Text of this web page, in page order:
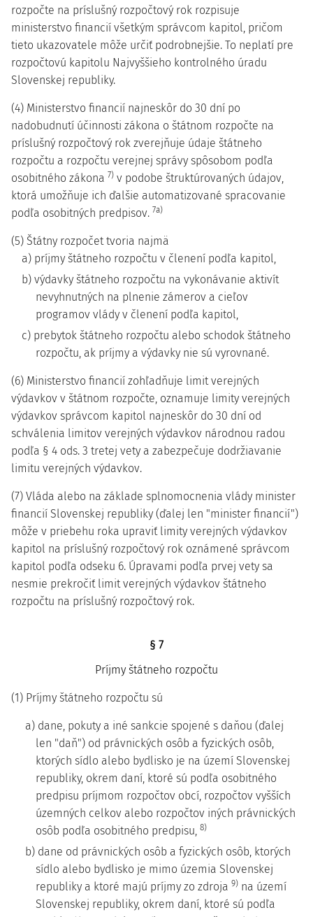
rozpočte na príslušný rozpočtový rok rozpisuje
ministerstvo financií všetkým správcom kapitol, pričom
tieto ukazovatele môže určiť podrobnejšie. To neplatí pre
rozpočtovú kapitolu Najvyššieho kontrolného úradu
Slovenskej republiky.
(4) Ministerstvo financií najneskôr do 30 dní po
nadobudnutí účinnosti zákona o štátnom rozpočte na
príslušný rozpočtový rok zverejňuje údaje štátneho
rozpočtu a rozpočtu verejnej správy spôsobom podľa
osobitného zákona 7) v podobe štruktúrovaných údajov,
ktorá umožňuje ich ďalšie automatizované spracovanie
podľa osobitných predpisov. 7a)
(5) Štátny rozpočet tvoria najmä
a) príjmy štátneho rozpočtu v členení podľa kapitol,
b) výdavky štátneho rozpočtu na vykonávanie aktivít
nevyhnutných na plnenie zámerov a cieľov
programov vlády v členení podľa kapitol,
c) prebytok štátneho rozpočtu alebo schodok štátneho
rozpočtu, ak príjmy a výdavky nie sú vyrovnané.
(6) Ministerstvo financií zohľadňuje limit verejných
výdavkov v štátnom rozpočte, oznamuje limity verejných
výdavkov správcom kapitol najneskôr do 30 dní od
schválenia limitov verejných výdavkov národnou radou
podľa § 4 ods. 3 tretej vety a zabezpečuje dodržiavanie
limitu verejných výdavkov.
(7) Vláda alebo na základe splnomocnenia vlády minister
financií Slovenskej republiky (ďalej len "minister financií")
môže v priebehu roka upraviť limity verejných výdavkov
kapitol na príslušný rozpočtový rok oznámené správcom
kapitol podľa odseku 6. Úpravami podľa prvej vety sa
nesmie prekročiť limit verejných výdavkov štátneho
rozpočtu na príslušný rozpočtový rok.
§ 7
Príjmy štátneho rozpočtu
(1) Príjmy štátneho rozpočtu sú
a) dane, pokuty a iné sankcie spojené s daňou (ďalej
len "daň") od právnických osôb a fyzických osôb,
ktorých sídlo alebo bydlisko je na území Slovenskej
republiky, okrem daní, ktoré sú podľa osobitného
predpisu príjmom rozpočtov obcí, rozpočtov vyšších
územných celkov alebo rozpočtov iných právnických
osôb podľa osobitného predpisu, 8)
b) dane od právnických osôb a fyzických osôb, ktorých
sídlo alebo bydlisko je mimo územia Slovenskej
republiky a ktoré majú príjmy zo zdroja 9) na území
Slovenskej republiky, okrem daní, ktoré sú podľa